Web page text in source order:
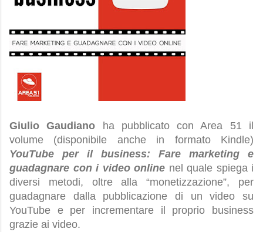
Giulio Gaudiano ha pubblicato con Area 51 il
volume (disponibile anche in formato Kindle)
YouTube per il business: Fare marketing e
guadagnare con i video online nel quale spiega i
diversi metodi, oltre alla “monetizzazione”, per
guadagnare dalla pubblicazione di un video su
YouTube e per incrementare il proprio business
grazie ai video.